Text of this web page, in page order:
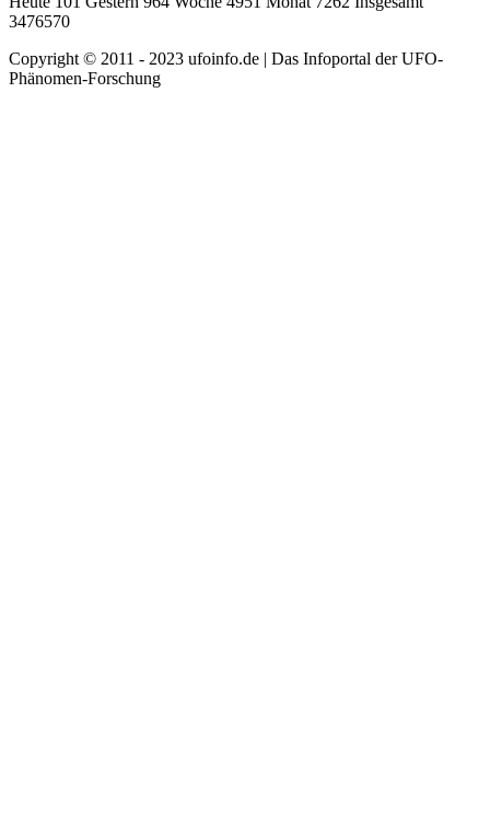
3476570
Copyright © 2011 - 2023 ufoinfo.de | Das Infoportal der UFO-
Phänomen-Forschung